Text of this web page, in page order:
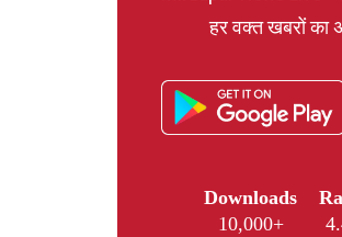
हर वक्त खबरों का
Downloads
10,000+